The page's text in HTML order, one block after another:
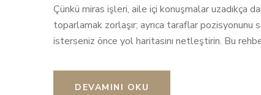
Çünkü miras işleri, aile içi konuşmalar uzadıkça
toparlamak zorlaşır; ayrıca taraflar
isterseniz önce yol haritasını netleştirin. Bu
DEVAMINI OKU